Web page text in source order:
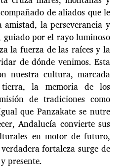
de aliados que le
la perseverancia y
guiado por el rayo luminoso
la fuerza de las raíces y la
de dónde venimos. Esta
nuestra cultura, marcada
la memoria de los
de tradiciones como
que Panzakate se nutre
Andalucía convierte sus
en motor de futuro,
fortaleza surge de
presente.